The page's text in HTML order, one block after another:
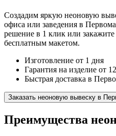
Создадим яркую неоновую
офиса или заведения в
решение в 1 клик или
бесплатным макетом.
Изготовление от 1 дня
Гарантия на изделие от
Быстрая доставка в
Заказать неоновую вывеску в
Преимущества